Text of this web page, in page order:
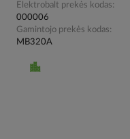
Elektrobalt prekės kodas
000006
Gamintojo prekės kodas
MB320A